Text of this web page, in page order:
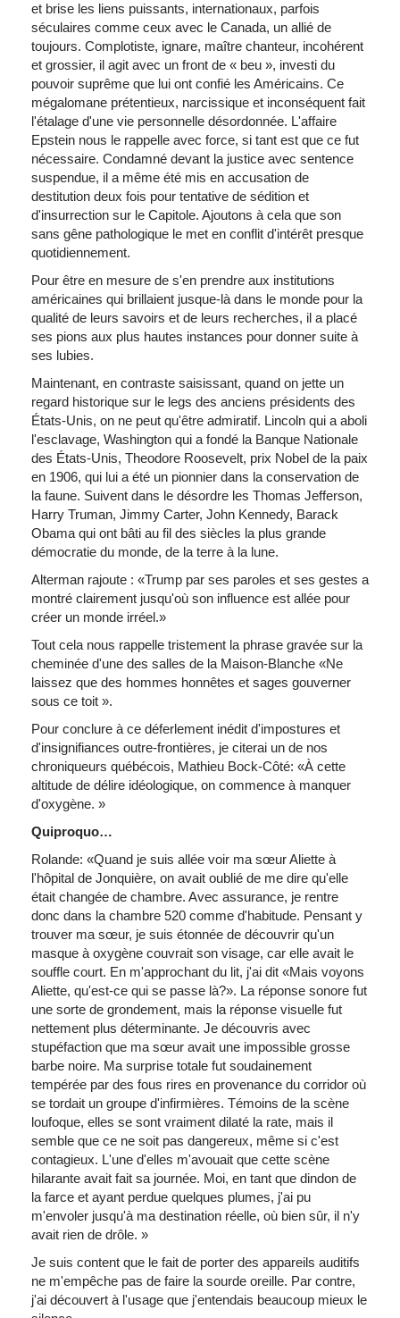
et brise les liens puissants, internationaux, parfois
séculaires comme ceux avec le Canada, un allié de
toujours. Complotiste, ignare, maître chanteur, incohérent
et grossier, il agit avec un front de « beu », investi du
pouvoir suprême que lui ont confié les Américains. Ce
mégalomane prétentieux, narcissique et inconséquent fait
l'étalage d'une vie personnelle désordonnée. L'affaire
Epstein nous le rappelle avec force, si tant est que ce fut
nécessaire. Condamné devant la justice avec sentence
suspendue, il a même été mis en accusation de
destitution deux fois pour tentative de sédition et
d'insurrection sur le Capitole. Ajoutons à cela que son
sans gêne pathologique le met en conflit d'intérêt presque
quotidiennement.
Pour être en mesure de s'en prendre aux institutions
américaines qui brillaient jusque-là dans le monde pour la
qualité de leurs savoirs et de leurs recherches, il a placé
ses pions aux plus hautes instances pour donner suite à
ses lubies.
Maintenant, en contraste saisissant, quand on jette un
regard historique sur le legs des anciens présidents des
États-Unis, on ne peut qu'être admiratif. Lincoln qui a aboli
l'esclavage, Washington qui a fondé la Banque Nationale
des États-Unis, Theodore Roosevelt, prix Nobel de la paix
en 1906, qui lui a été un pionnier dans la conservation de
la faune. Suivent dans le désordre les Thomas Jefferson,
Harry Truman, Jimmy Carter, John Kennedy, Barack
Obama qui ont bâti au fil des siècles la plus grande
démocratie du monde, de la terre à la lune.
Alterman rajoute : «Trump par ses paroles et ses gestes a
montré clairement jusqu'où son influence est allée pour
créer un monde irréel.»
Tout cela nous rappelle tristement la phrase gravée sur la
cheminée d'une des salles de la Maison-Blanche «Ne
laissez que des hommes honnêtes et sages gouverner
sous ce toit ».
Pour conclure à ce déferlement inédit d'impostures et
d'insignifiances outre-frontières, je citerai un de nos
chroniqueurs québécois, Mathieu Bock-Côté: «À cette
altitude de délire idéologique, on commence à manquer
d'oxygène. »
Quiproquo…
Rolande: «Quand je suis allée voir ma sœur Aliette à
l'hôpital de Jonquière, on avait oublié de me dire qu'elle
était changée de chambre. Avec assurance, je rentre
donc dans la chambre 520 comme d'habitude. Pensant y
trouver ma sœur, je suis étonnée de découvrir qu'un
masque à oxygène couvrait son visage, car elle avait le
souffle court. En m'approchant du lit, j'ai dit «Mais voyons
Aliette, qu'est-ce qui se passe là?». La réponse sonore fut
une sorte de grondement, mais la réponse visuelle fut
nettement plus déterminante. Je découvris avec
stupéfaction que ma sœur avait une impossible grosse
barbe noire. Ma surprise totale fut soudainement
tempérée par des fous rires en provenance du corridor où
se tordait un groupe d'infirmières. Témoins de la scène
loufoque, elles se sont vraiment dilaté la rate, mais il
semble que ce ne soit pas dangereux, même si c'est
contagieux. L'une d'elles m'avouait que cette scène
hilarante avait fait sa journée. Moi, en tant que dindon de
la farce et ayant perdue quelques plumes, j'ai pu
m'envoler jusqu'à ma destination réelle, où bien sûr, il n'y
avait rien de drôle. »
Je suis content que le fait de porter des appareils auditifs
ne m'empêche pas de faire la sourde oreille. Par contre,
j'ai découvert à l'usage que j'entendais beaucoup mieux le